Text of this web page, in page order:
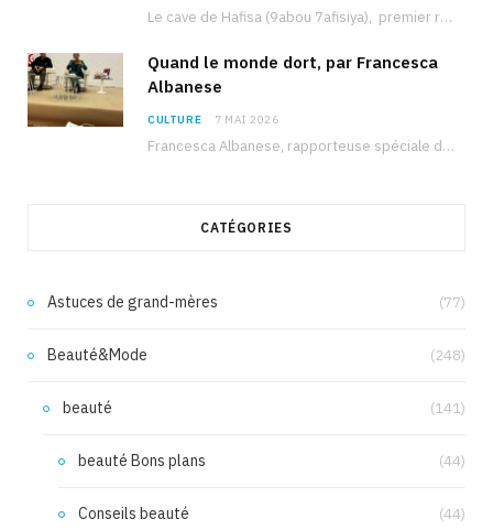
Le cave de Hafisa (9abou 7afisiya), premier roman du journaliste tunisien Mohamed Amine Ben Hlel,…
Quand le monde dort, par Francesca
Albanese
CULTURE 7 MAI 2026
Francesca Albanese, rapporteuse spéciale de l’ONU sur les territoires palestiniens occupés, était à Tunis pour…
CATÉGORIES
Astuces de grand-mères (77)
Beauté&Mode (248)
beauté (141)
beauté Bons plans (44)
Conseils beauté (44)